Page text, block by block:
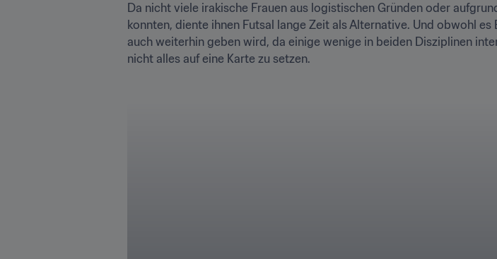
Da nicht viele irakische Frauen aus logistischen Gründen oder
konnten, diente ihnen Futsal lange Zeit als Alternative. Und obwohl
auch weiterhin geben wird, da einige wenige in beiden Disziplinen
nicht alles auf eine Karte zu setzen.